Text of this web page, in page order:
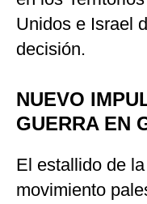
Unidos e Israel
decisión.
NUEVO
GUERRA EN
El estallido de
movimiento